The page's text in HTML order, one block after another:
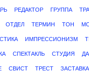
РЕДАКТОР ГРУППА
ОТДЕЛ ТЕРМИН ТОН
ИМПРЕССИОНИЗМ
СПЕКТАКЛЬ СТУДИЯ
СВИСТ ТРЕСТ ЗАСТАВКА